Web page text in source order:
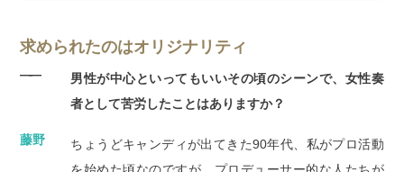
求められたのはオリジナリティ
――
男性が中心といってもいいその頃のシーンで、女性奏
者として苦労したことはありますか？
藤野
ちょうどキャンディが出てきた90年代、私がプロ活動